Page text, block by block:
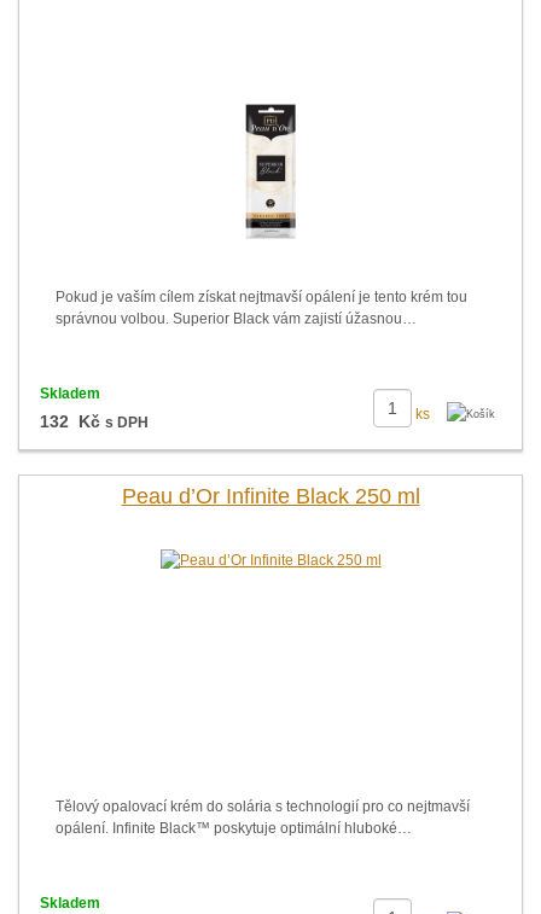
Pokud je vaším cílem získat nejtmavší opálení je tento krém tou
správnou volbou. Superior Black vám zajistí úžasnou…
ks
Skladem
132 Kč s DPH
Peau d’Or Infinite Black 250 ml
Tělový opalovací krém do solária s technologií pro co nejtmavší
opálení. Infinite Black™ poskytuje optimální hluboké…
Skladem